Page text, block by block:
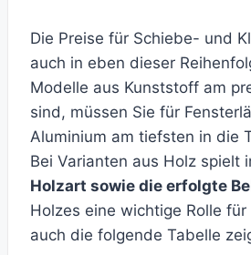
Die Preise für Schiebe- und
auch in eben dieser
Modelle aus Kunststoff am
sind, müssen Sie für
Aluminium am tiefsten in die
Bei Varianten aus Holz spielt
Holzart sowie die erfolgte
Holzes eine wichtige Rolle
auch die folgende Tabelle